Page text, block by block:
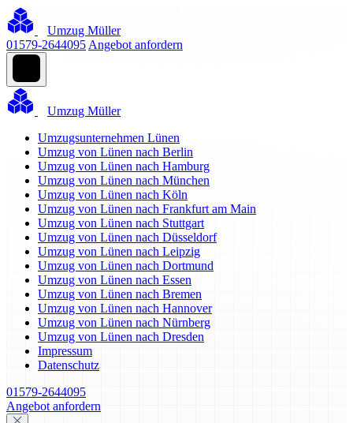
Umzug Müller
01579-2644095 Angebot anfordern
Umzug Müller
Umzugsunternehmen Lünen
Umzug von Lünen nach Berlin
Umzug von Lünen nach Hamburg
Umzug von Lünen nach München
Umzug von Lünen nach Köln
Umzug von Lünen nach Frankfurt am Main
Umzug von Lünen nach Stuttgart
Umzug von Lünen nach Düsseldorf
Umzug von Lünen nach Leipzig
Umzug von Lünen nach Dortmund
Umzug von Lünen nach Essen
Umzug von Lünen nach Bremen
Umzug von Lünen nach Hannover
Umzug von Lünen nach Nürnberg
Umzug von Lünen nach Dresden
Impressum
Datenschutz
01579-2644095
Angebot anfordern